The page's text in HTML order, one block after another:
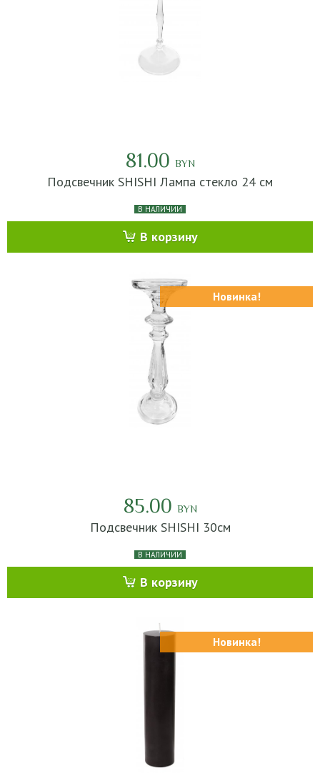
81.00 BYN
Подсвечник SHISHI Лампа стекло 24 см
В НАЛИЧИИ
В корзину
Новинка!
85.00 BYN
Подсвечник SHISHI 30см
В НАЛИЧИИ
В корзину
Новинка!